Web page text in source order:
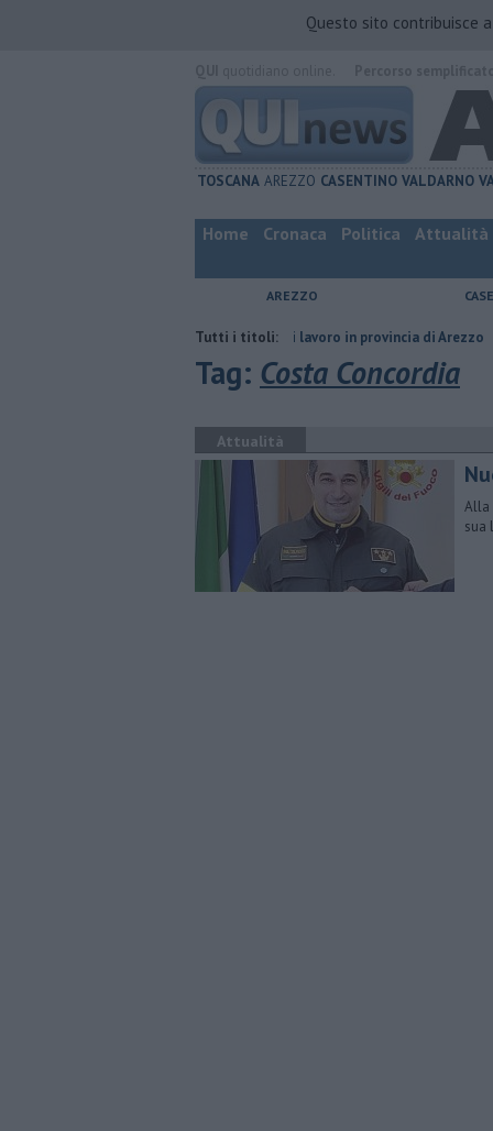
Questo sito contribuisce
TOSCANA AREZZO CASENTINO VALDARNO
Home Cronaca Politica Attualità
AREZZO
Tutti i titoli:
​Tutte le offerte di lavoro in provincia di Arezzo ​Benzina,
Tag: Costa Concordia
Attualità
Alla
sua